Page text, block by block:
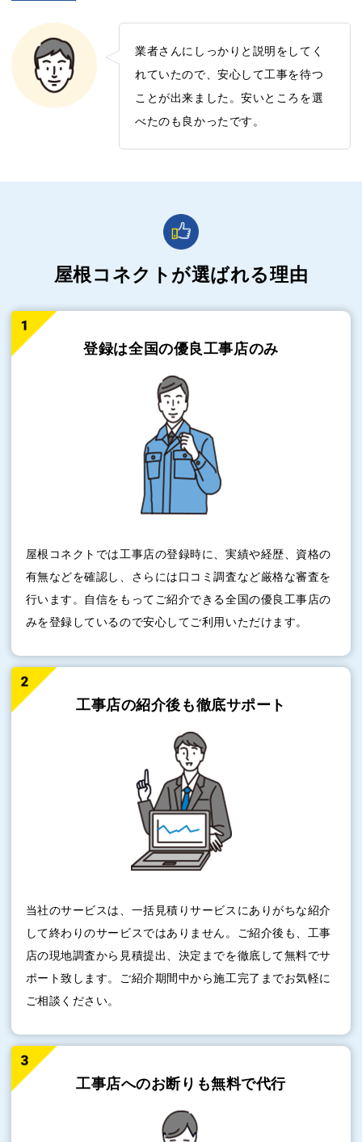
業者さんにしっかりと説明をしてく
れていたので、安心して工事を待つ
ことが出来ました。安いところを選
べたのも良かったです。
屋根コネクトが選ばれる理由
登録は全国の優良工事店のみ
屋根コネクトでは工事店の登録時に、実績や経歴、資格の
有無などを確認し、さらには口コミ調査など厳格な審査を
行います。自信をもってご紹介できる全国の優良工事店の
みを登録しているので安心してご利用いただけます。
工事店の紹介後も徹底サポート
当社のサービスは、一括見積りサービスにありがちな紹介
して終わりのサービスではありません。ご紹介後も、工事
店の現地調査から見積提出、決定までを徹底して無料でサ
ポート致します。ご紹介期間中から施工完了までお気軽に
ご相談ください。
工事店へのお断りも無料で代行